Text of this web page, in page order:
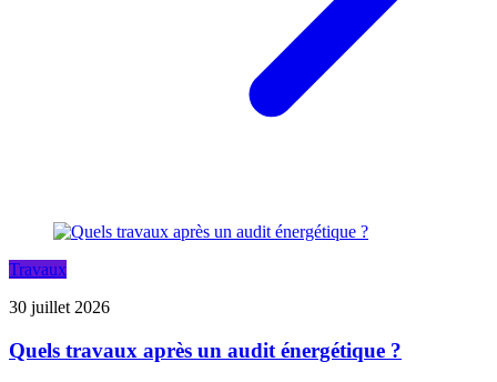
Travaux
30 juillet 2026
Quels travaux après un audit énergétique ?